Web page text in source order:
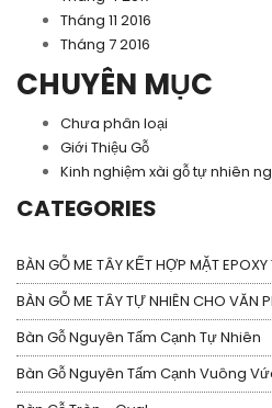
Tháng 11 2016
Tháng 7 2016
CHUYÊN MỤC
Chưa phân loại
Giới Thiệu Gỗ
Kinh nghiệm xài gỗ tự nhiên
CATEGORIES
BÀN GỖ ME TÂY KẾT HỢP MẶT
BÀN GỖ ME TÂY TỰ NHIÊN CHO VĂN
Bàn Gỗ Nguyên Tấm Cạnh Tự Nhiên
Bàn Gỗ Nguyên Tấm Cạnh Vuông